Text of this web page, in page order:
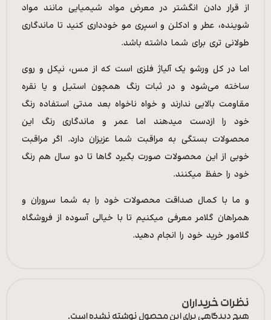
از قرار دادن انگشتر در معرض مواد شیمیایی مانند مواد
شوینده، عطر و ادکلن و اسپری مو خودداری کنید تا ماندگاری
طولانی تری برای شما داشته باشد.
اما در کل ورشو یک آلیاژ فلزی است که از مس، نیکل و روی
ساخته می‌شود و در ثبات رنگ همچون استیل و یا نقره
مقاومت بالایی ندارند و خواه ناخواه بعد مدتی استفاده رنگ
خود را ازدست میدهند اما عمر و ماندگاری رنگ این
محصولات بستگی به مراقبت شما عزیزان دارد. اگر مراقبت
خوبی از این محصولات صورت بگیرد گاها تا دو سال هم رنگ
خود را حفظ میکنند.
و ما با کمال صداقت محصولات خود را به شما سروران و
همراهان گلامر معرفی میکنیم تا با خیالی آسوده از فروشگاه
گلامور خرید خود را انجام دهید.
نظرات خریداران
هیچ دیدگاهی برای این محصول نوشته نشده است.